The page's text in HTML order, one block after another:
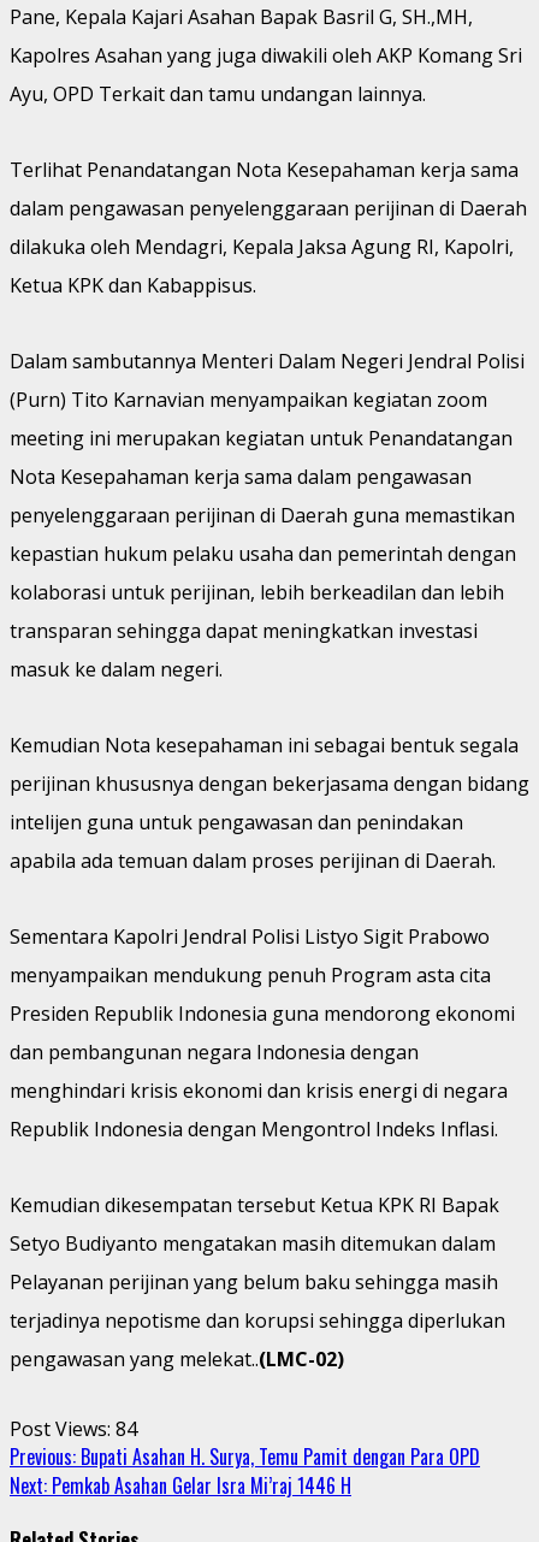
Pane, Kepala Kajari Asahan Bapak Basril G, SH.,MH,
Kapolres Asahan yang juga diwakili oleh AKP Komang Sri
Ayu, OPD Terkait dan tamu undangan lainnya.
Terlihat Penandatangan Nota Kesepahaman kerja sama
dalam pengawasan penyelenggaraan perijinan di Daerah
dilakuka oleh Mendagri, Kepala Jaksa Agung RI, Kapolri,
Ketua KPK dan Kabappisus.
Dalam sambutannya Menteri Dalam Negeri Jendral Polisi
(Purn) Tito Karnavian menyampaikan kegiatan zoom
meeting ini merupakan kegiatan untuk Penandatangan
Nota Kesepahaman kerja sama dalam pengawasan
penyelenggaraan perijinan di Daerah guna memastikan
kepastian hukum pelaku usaha dan pemerintah dengan
kolaborasi untuk perijinan, lebih berkeadilan dan lebih
transparan sehingga dapat meningkatkan investasi
masuk ke dalam negeri.
Kemudian Nota kesepahaman ini sebagai bentuk segala
perijinan khususnya dengan bekerjasama dengan bidang
intelijen guna untuk pengawasan dan penindakan
apabila ada temuan dalam proses perijinan di Daerah.
Sementara Kapolri Jendral Polisi Listyo Sigit Prabowo
menyampaikan mendukung penuh Program asta cita
Presiden Republik Indonesia guna mendorong ekonomi
dan pembangunan negara Indonesia dengan
menghindari krisis ekonomi dan krisis energi di negara
Republik Indonesia dengan Mengontrol Indeks Inflasi.
Kemudian dikesempatan tersebut Ketua KPK RI Bapak
Setyo Budiyanto mengatakan masih ditemukan dalam
Pelayanan perijinan yang belum baku sehingga masih
terjadinya nepotisme dan korupsi sehingga diperlukan
pengawasan yang melekat..(LMC-02)
Post Views: 84
Continue
Reading
Previous: Bupati Asahan H. Surya, Temu Pamit dengan Para OPD
Next: Pemkab Asahan Gelar Isra Mi’raj 1446 H